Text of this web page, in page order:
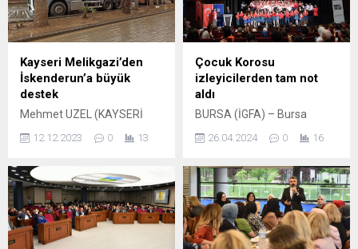
Antalya’nın Kumluca ilçesi
Kaymakamlık Toplantı
salonunda düzenlenen
törene İlçe Milli Eğitim
Müdürü Yusuf Tekdemir,
Okul Müdürleri ve Öğrenciler
derece alanları ve okullarına
ait bilgiler KUMLUCA SPOR
imzalanacağını duyurdu.
“Biz bu güne kadar hiçbir
çalışanımızı enflasyona
ezdirmemeye gayret ettik,
bundan sonra da
ezdirmeyiz, yanlarındayız”
denge sözleşmesini her
zaman yetkili...
Kayseri Melikgazi’den
İskenderun’a büyük
destek
Mehmet UZEL (KAYSERİ
olmak için iş makinası ve
çalışmalara destek
olduklarını hatırlatan Kayseri
Melikgazi Belediye Başkanı
Doç. Dr. Mustafa
Palancıoğlu, “İskenderun’da
12.12.2023 0 13
Çocuk Korosu
izleyicilerden tam not
aldı
BURSA (İGFA) – Bursa
Orkestra Şube Müdürlüğü
Halk Müziği Bölümü Çocuk
Korosu, 23 Nisan Ulusal
Egemenlik ve Çocuk
Bayramı’nda sahne aldı.
Tayyare Kültür Merkezi’nde
26.04.2024 0 16